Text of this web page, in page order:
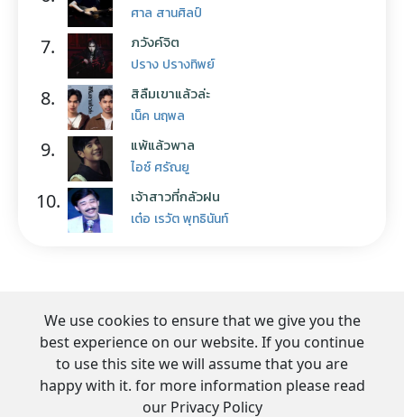
ศาล สานศิลป์
7. ภวังค์จิต
ปราง ปรางทิพย์
8. สิลืมเขาแล้วล่ะ
เน็ค นฤพล
9. แพ้แล้วพาล
ไอซ์ ศรัณยู
10. เจ้าสาวที่กลัวฝน
เต๋อ เรวัต พุทธินันท์
We use cookies to ensure that we give you the
best experience on our website. If you continue
to use this site we will assume that you are
happy with it. for more information please read
our Privacy Policy